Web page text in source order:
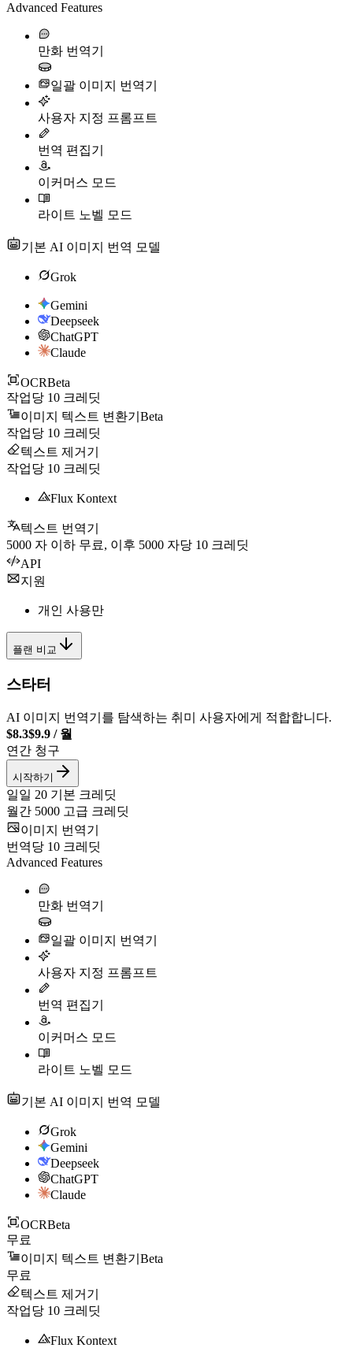
Advanced Features
만화 번역기
일괄 이미지 번역기
사용자 지정 프롬프트
번역 편집기
이커머스 모드
라이트 노벨 모드
기본 AI 이미지 번역 모델
Grok
Gemini
Deepseek
ChatGPT
Claude
OCRBeta
작업당 10 크레딧
이미지 텍스트 변환기 Beta
작업당 10 크레딧
텍스트 제거기
작업당 10 크레딧
Flux Kontext
텍스트 번역기
5000 자 이하 무료, 이후 5000 자당 10 크레딧
API
지원
개인 사용만
플랜 비교
스타터
AI 이미지 번역기를 탐색하는 취미 사용자에게 적합합니다.
$8.3$9.9 / 월
연간 청구
시작하기
일일 20 기본 크레딧
월간 5000 고급 크레딧
이미지 번역기
번역당 10 크레딧
Advanced Features
만화 번역기
일괄 이미지 번역기
사용자 지정 프롬프트
번역 편집기
이커머스 모드
라이트 노벨 모드
기본 AI 이미지 번역 모델
Grok
Gemini
Deepseek
ChatGPT
Claude
OCRBeta
무료
이미지 텍스트 변환기 Beta
무료
텍스트 제거기
작업당 10 크레딧
Flux Kontext